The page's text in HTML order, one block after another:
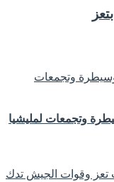
وتجمعات لمليشيا